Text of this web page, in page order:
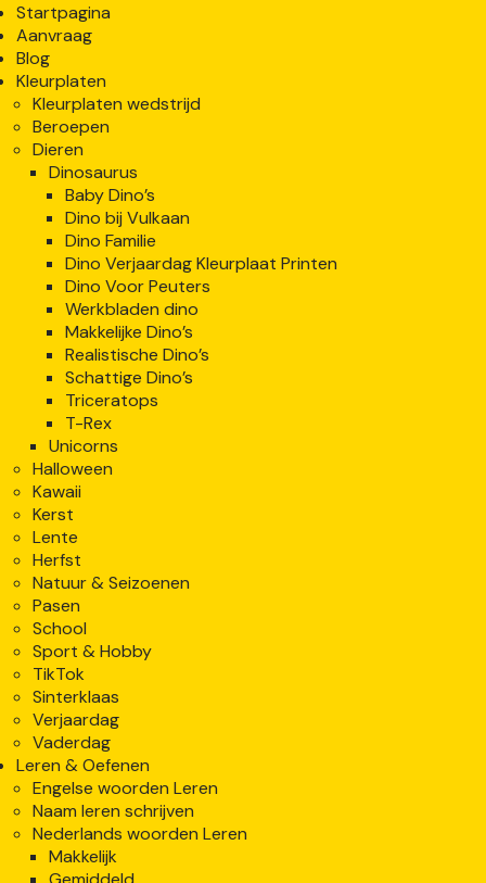
Startpagina
Aanvraag
Blog
Kleurplaten
Kleurplaten wedstrijd
Beroepen
Dieren
Dinosaurus
Baby Dino’s
Dino bij Vulkaan
Dino Familie
Dino Verjaardag Kleurplaat Printen
Dino Voor Peuters
Werkbladen dino
Makkelijke Dino’s
Realistische Dino’s
Schattige Dino’s
Triceratops
T-Rex
Unicorns
Halloween
Kawaii
Kerst
Lente
Herfst
Natuur & Seizoenen
Pasen
School
Sport & Hobby
TikTok
Sinterklaas
Verjaardag
Vaderdag
Leren & Oefenen
Engelse woorden Leren
Naam leren schrijven
Nederlands woorden Leren
Makkelijk